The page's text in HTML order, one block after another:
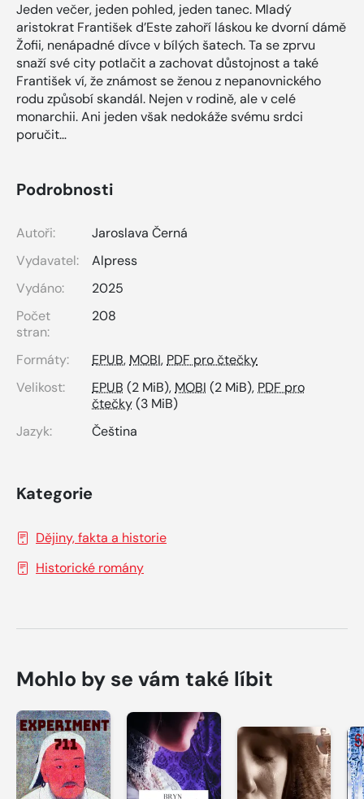
Jeden večer, jeden pohled, jeden tanec. Mladý
aristokrat František d’Este zahoří láskou ke dvorní dámě
Žofii, nenápadné dívce v bílých šatech. Ta se zprvu
snaží své city potlačit a zachovat důstojnost a také
František ví, že známost se ženou z nepanovnického
rodu způsobí skandál. Nejen v rodině, ale v celé
monarchii. Ani jeden však nedokáže svému srdci
poručit…
Podrobnosti
Autoři:
Jaroslava Černá
Vydavatel:
Alpress
Vydáno:
2025
Počet
stran:
208
Formáty: EPUB,MOBI,PDF pro čtečky
Velikost:
EPUB (2 MiB),MOBI (2 MiB),PDF pro
čtečky(3 MiB)
Jazyk:
Čeština
Kategorie
Dějiny, fakta a historie
Historické romány
Mohlo by se vám také líbit